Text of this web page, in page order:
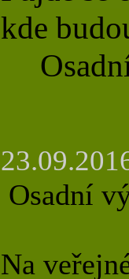
kde
Osadní
Na